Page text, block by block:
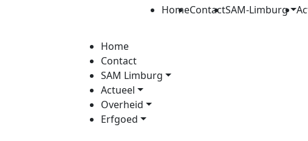
HomeContactSAM-Limburg
Home
Contact
SAM Limburg
Actueel
Overheid
Erfgoed